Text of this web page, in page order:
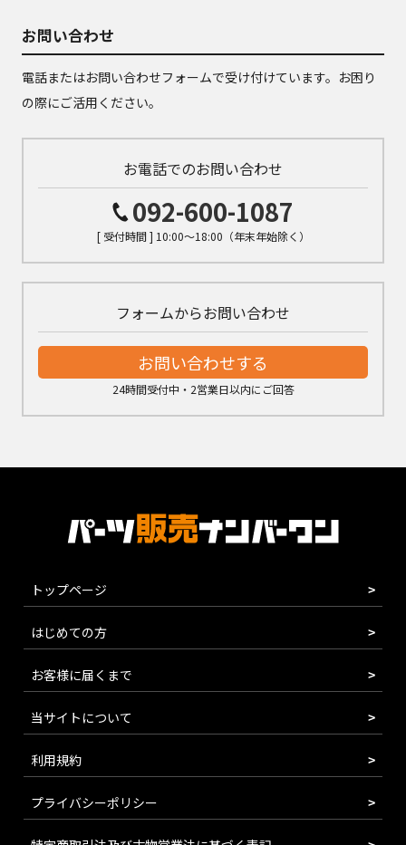
お問い合わせ
電話またはお問い合わせフォームで受け付けています。お困り
の際にご活用ください。
お電話でのお問い合わせ
092-600-1087
[ 受付時間 ] 10:00～18:00（年末年始除く）
フォームからお問い合わせ
お問い合わせする
24時間受付中・2営業日以内にご回答
トップページ
はじめての方
お客様に届くまで
当サイトについて
利用規約
プライバシーポリシー